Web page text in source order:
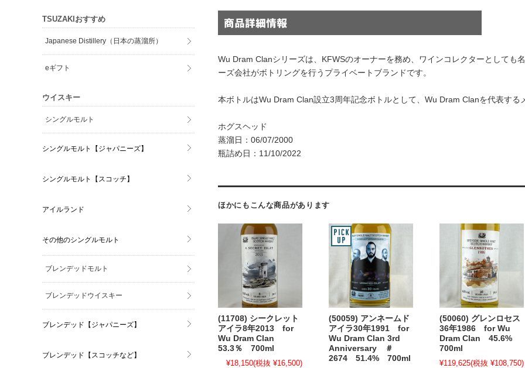
Wu Dram Clanシリーズは、KFWSのオーナーを務め、ワインコレクターとしても
ーズ会社がボトリングを行うプライベートブランドです。
本ボトルはWu Dram Clan設立3周年記念ボトルとして、Wu Dram Clanを代表する
ホグスヘッド
蒸溜日：06/07/2000
瓶詰め日：11/10/2022
ほかにもこんな商品があります
(11708) シークレット
アイラ8年2013 for
Wu Dram Clan
53.3％ 700ml
¥18,150(税抜 ¥16,500)
(50059) アンネームド
アイラ30年1991 for
Wu Dram Clan 3rd
Anniversary ＃
2674 51.4% 700ml
(50060) グレンロセス
36年1986 for Wu
Dram Clan 45.6%
700ml
¥119,625(税抜 ¥108,750)
TSUZAKIおすすめ
Japanese Distillery（日本の蒸溜所）
eギフト
ウイスキー
シングルモルト
シングルモルト【ジャパニーズ】
シングルモルト【スコッチ】
アイルランド
その他のシングルモルト
ブレンデッドモルト
ブレンデッドウイスキー
ブレンデッド【ジャパニーズ】
ブレンデッド【スコッチなど】